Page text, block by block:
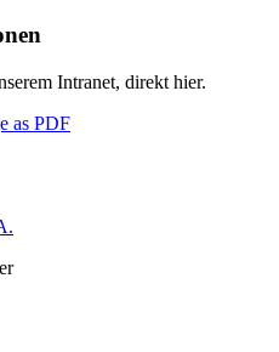
Intranet, direkt hier.
as PDF